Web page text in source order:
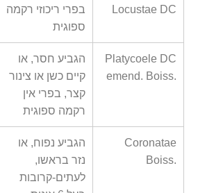
Locustae DC
בפרי ריכוזי רקמה
ספוגית
Platycoele DC
emend. Boiss.
הגביע חסר, או
קיים כשן או צינור
קצר, בפרי אין
רקמה ספוגית
Coronatae
Boiss.
הגביע נפוח, או
נזר בראשו,
לעתים-קרובות